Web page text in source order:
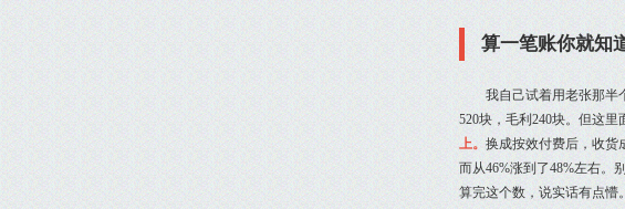
算一笔账你就知
我自己试着用老张那半
520块，毛利240块。但这
上。 换成按效付费后，收货
而从46%涨到了48%左右。
算完这个数，说实话有点懵